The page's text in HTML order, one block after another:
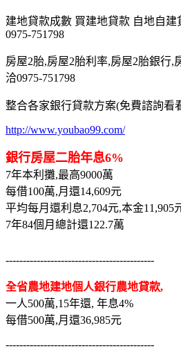
建地貸款成數 買建地貸款 自地自
0975-751798
房屋2胎,房屋2胎利率,房屋2胎銀行,
洽0975-751798
整合各家銀行貸款方案(免費諮詢看
http://www.youbao99.com/
銀行房屋二胎年息6%
7年本利攤,最高9000萬
每借100萬,月還14,609元
平均每月還利息2,704元,本金11,905
7年84個月總計還122.7萬
-------------------------------------------
全省農地建地個人銀行農地貸款,
一人500萬,15年還, 年息4%
每借500萬,月還36,985元
-------------------------------------------